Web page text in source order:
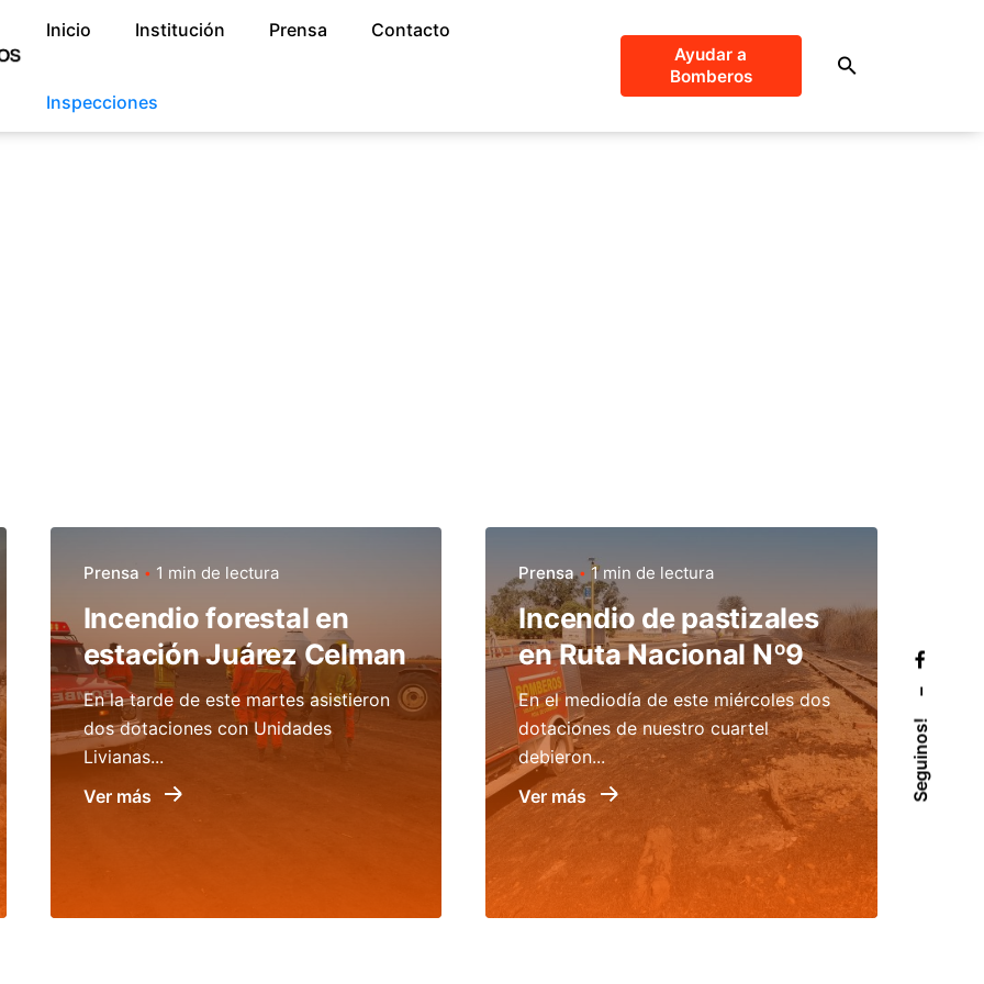
Seguinos!
Inicio Institución Prensa Contacto
Inspecciones
Ayudar a
Bomberos
Prensa 1 min de lectura
Incendio forestal en
estación Juárez Celman
En la tarde de este martes asistieron
dos dotaciones con Unidades
Livianas...
Ver más
Prensa 1 min de lectura
Incendio de pastizales
en Ruta Nacional Nº9
En el mediodía de este miércoles dos
dotaciones de nuestro cuartel
debieron...
Ver más